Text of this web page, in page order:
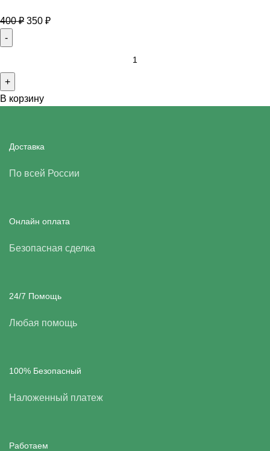
400₽ 350 ₽
В корзину
Доставка
По всей России
Онлайн оплата
Безопасная сделка
24/7 Помощь
Любая помощь
100% Безопасный
Наложенный платеж
Работаем